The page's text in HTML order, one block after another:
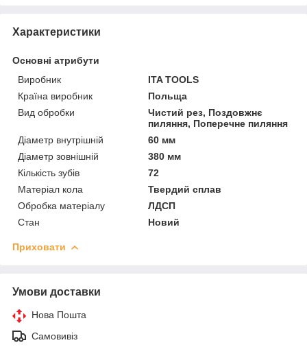
Характеристики
Основні атрибути
Виробник
ITA TOOLS
Країна виробник
Польща
Вид обробки
Чистий рез, Поздовжнє
пиляння, Поперечне пиляння
Діаметр внутрішній
60 мм
Діаметр зовнішній
380 мм
Кількість зубів
72
Матеріал кола
Твердий сплав
Обробка матеріалу
ЛДСП
Стан
Новий
Приховати
Умови доставки
Нова Пошта
Самовивіз